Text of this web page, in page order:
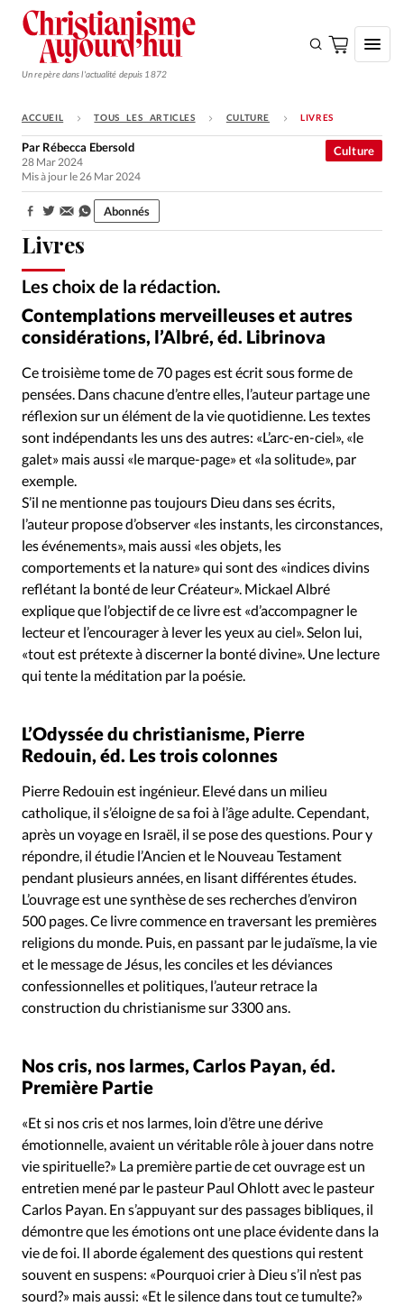
Un repère dans l'actualité depuis 1872
S'ABONNER
Monde
Opinions
Faire un don
Emploi
Se connecter
Édition: Internationale
Devise:CHF
RUBRIQUES
Tous les articles
Actualité internationale
Chronique
Culture
Dossier
Eglises Foi Génération réveil
Opinions
Publireportage
Relations Aujourd'hui
Société
Tour du monde des Eglises
Trait d'Ixène
Vécu
Vie Intérieure
ACCUEIL TOUS LES ARTICLES CULTURE LIVRES
Livres
Les choix de la rédaction.
Culture
Par Rébecca Ebersold
28 Mar 2024
Mis à jour le 26 Mar 2024
Partager: Abonnés
Contemplations merveilleuses et autres
considérations, l’Albré, éd. Librinova
Ce troisième tome de 70 pages est écrit sous forme de
pensées. Dans chacune d’entre elles, l’auteur partage une
réflexion sur un élément de la vie quotidienne. Les textes
sont indépendants les uns des autres: «L’arc-en-ciel», «le
galet» mais aussi «le marque-page» et «la solitude», par
exemple.
S’il ne mentionne pas toujours Dieu dans ses écrits,
l’auteur propose d’observer «les instants, les circonstances,
les événements», mais aussi «les objets, les
comportements et la nature» qui sont des «indices divins
reflétant la bonté de leur Créateur». Mickael Albré
explique que l’objectif de ce livre est «d’accompagner le
lecteur et l’encourager à lever les yeux au ciel». Selon lui,
«tout est prétexte à discerner la bonté divine». Une lecture
qui tente la méditation par la poésie.
L’Odyssée du christianisme, Pierre
Redouin, éd. Les trois colonnes
Pierre Redouin est ingénieur. Elevé dans un milieu
catholique, il s’éloigne de sa foi à l’âge adulte. Cependant,
après un voyage en Israël, il se pose des questions. Pour y
répondre, il étudie l’Ancien et le Nouveau Testament
pendant plusieurs années, en lisant différentes études.
L’ouvrage est une synthèse de ses recherches d’environ
500 pages. Ce livre commence en traversant les premières
religions du monde. Puis, en passant par le judaïsme, la vie
et le message de Jésus, les conciles et les déviances
confessionnelles et politiques, l’auteur retrace la
construction du christianisme sur 3300 ans.
Nos cris, nos larmes, Carlos Payan, éd.
Première Partie
«Et si nos cris et nos larmes, loin d’être une dérive
émotionnelle, avaient un véritable rôle à jouer dans notre
vie spirituelle?» La première partie de cet ouvrage est un
entretien mené par le pasteur Paul Ohlott avec le pasteur
Carlos Payan. En s’appuyant sur des passages bibliques, il
démontre que les émotions ont une place évidente dans la
vie de foi. Il aborde également des questions qui restent
souvent en suspens: «Pourquoi crier à Dieu s’il n’est pas
sourd?» mais aussi: «Et le silence dans tout ce tumulte?»